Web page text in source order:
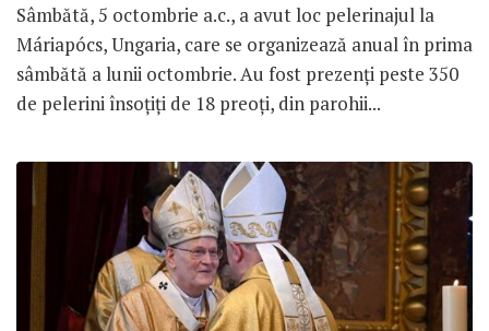
Sâmbătă, 5 octombrie a.c., a avut loc pelerinajul la
Máriapócs, Ungaria, care se organizează anual în prima
sâmbătă a lunii octombrie. Au fost prezenți peste 350
de pelerini însoțiți de 18 preoți, din parohii...